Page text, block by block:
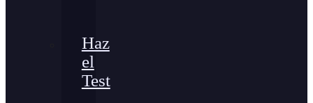
Haz
el
Test